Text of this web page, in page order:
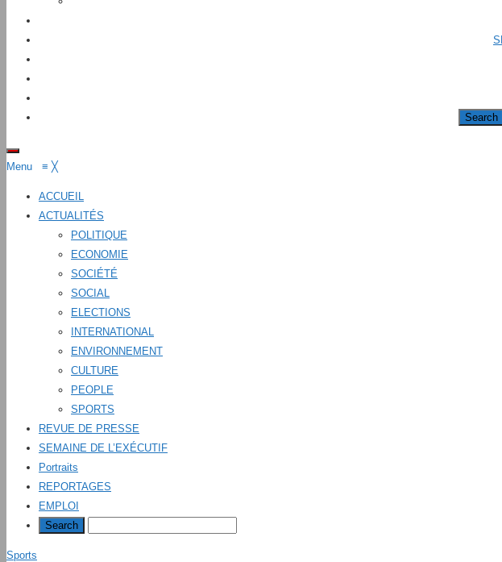
Menu ≡ ╳
ACCUEIL
ACTUALITÉS
POLITIQUE
ECONOMIE
SOCIÉTÉ
SOCIAL
ELECTIONS
INTERNATIONAL
ENVIRONNEMENT
CULTURE
PEOPLE
SPORTS
REVUE DE PRESSE
SEMAINE DE L’EXÉCUTIF
Portraits
REPORTAGES
EMPLOI
Sports